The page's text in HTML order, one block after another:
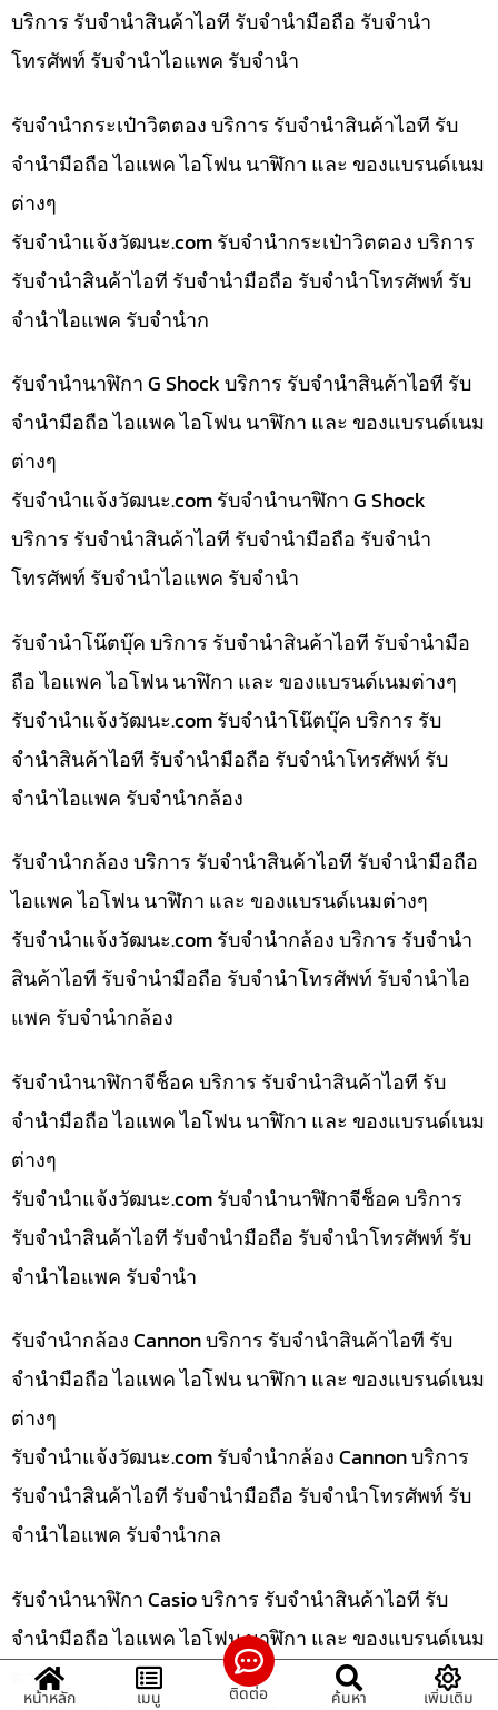
บริการ รับจำนำสินค้าไอที รับจำนำมือถือ รับจำนำ
โทรศัพท์ รับจำนำไอแพค รับจำนำ
รับจำนำกระเป๋าวิตตอง บริการ รับจำนำสินค้าไอที รับ
จำนำมือถือ ไอแพค ไอโฟน นาฬิกา และ ของแบรนด์เนม
ต่างๆ
รับจํานําแจ้งวัฒนะ.com รับจำนำกระเป๋าวิตตอง บริการ
รับจำนำสินค้าไอที รับจำนำมือถือ รับจำนำโทรศัพท์ รับ
จำนำไอแพค รับจำนำก
รับจำนำนาฬิกา G Shock บริการ รับจำนำสินค้าไอที รับ
จำนำมือถือ ไอแพค ไอโฟน นาฬิกา และ ของแบรนด์เนม
ต่างๆ
รับจํานําแจ้งวัฒนะ.com รับจำนำนาฬิกา G Shock
บริการ รับจำนำสินค้าไอที รับจำนำมือถือ รับจำนำ
โทรศัพท์ รับจำนำไอแพค รับจำนำ
รับจำนำโน๊ตบุ๊ค บริการ รับจำนำสินค้าไอที รับจำนำมือ
ถือ ไอแพค ไอโฟน นาฬิกา และ ของแบรนด์เนมต่างๆ
รับจํานําแจ้งวัฒนะ.com รับจำนำโน๊ตบุ๊ค บริการ รับ
จำนำสินค้าไอที รับจำนำมือถือ รับจำนำโทรศัพท์ รับ
จำนำไอแพค รับจำนำกล้อง
รับจำนำกล้อง บริการ รับจำนำสินค้าไอที รับจำนำมือถือ
ไอแพค ไอโฟน นาฬิกา และ ของแบรนด์เนมต่างๆ
รับจํานําแจ้งวัฒนะ.com รับจำนำกล้อง บริการ รับจำนำ
สินค้าไอที รับจำนำมือถือ รับจำนำโทรศัพท์ รับจำนำไอ
แพค รับจำนำกล้อง
รับจำนำนาฬิกาจีช็อค บริการ รับจำนำสินค้าไอที รับ
จำนำมือถือ ไอแพค ไอโฟน นาฬิกา และ ของแบรนด์เนม
ต่างๆ
รับจํานําแจ้งวัฒนะ.com รับจำนำนาฬิกาจีช็อค บริการ
รับจำนำสินค้าไอที รับจำนำมือถือ รับจำนำโทรศัพท์ รับ
จำนำไอแพค รับจำนำ
รับจำนำกล้อง Cannon บริการ รับจำนำสินค้าไอที รับ
จำนำมือถือ ไอแพค ไอโฟน นาฬิกา และ ของแบรนด์เนม
ต่างๆ
รับจํานําแจ้งวัฒนะ.com รับจำนำกล้อง Cannon บริการ
รับจำนำสินค้าไอที รับจำนำมือถือ รับจำนำโทรศัพท์ รับ
จำนำไอแพค รับจำนำกล
รับจำนำนาฬิกา Casio บริการ รับจำนำสินค้าไอที รับ
จำนำมือถือ ไอแพค ไอโฟน นาฬิกา และ ของแบรนด์เนม
ต่างๆ
หน้าหลัก เมนู ติดต่อ ค้นหา เพิ่มเติม